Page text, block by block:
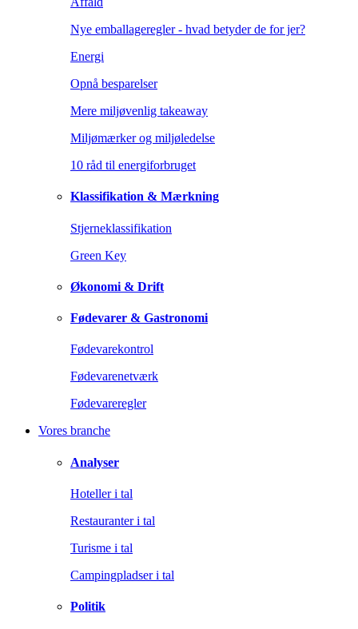
Nye emballageregler - hvad betyder de for jer?
Energi
Opnå besparelser
Mere miljøvenlig takeaway
Miljømærker og miljøledelse
10 råd til energiforbruget
Klassifikation & Mærkning
Stjerneklassifikation
Green Key
Økonomi & Drift
Fødevarer & Gastronomi
Fødevarekontrol
Fødevarenetværk
Fødevareregler
Vores branche
Analyser
Hoteller i tal
Restauranter i tal
Turisme i tal
Campingpladser i tal
Politik